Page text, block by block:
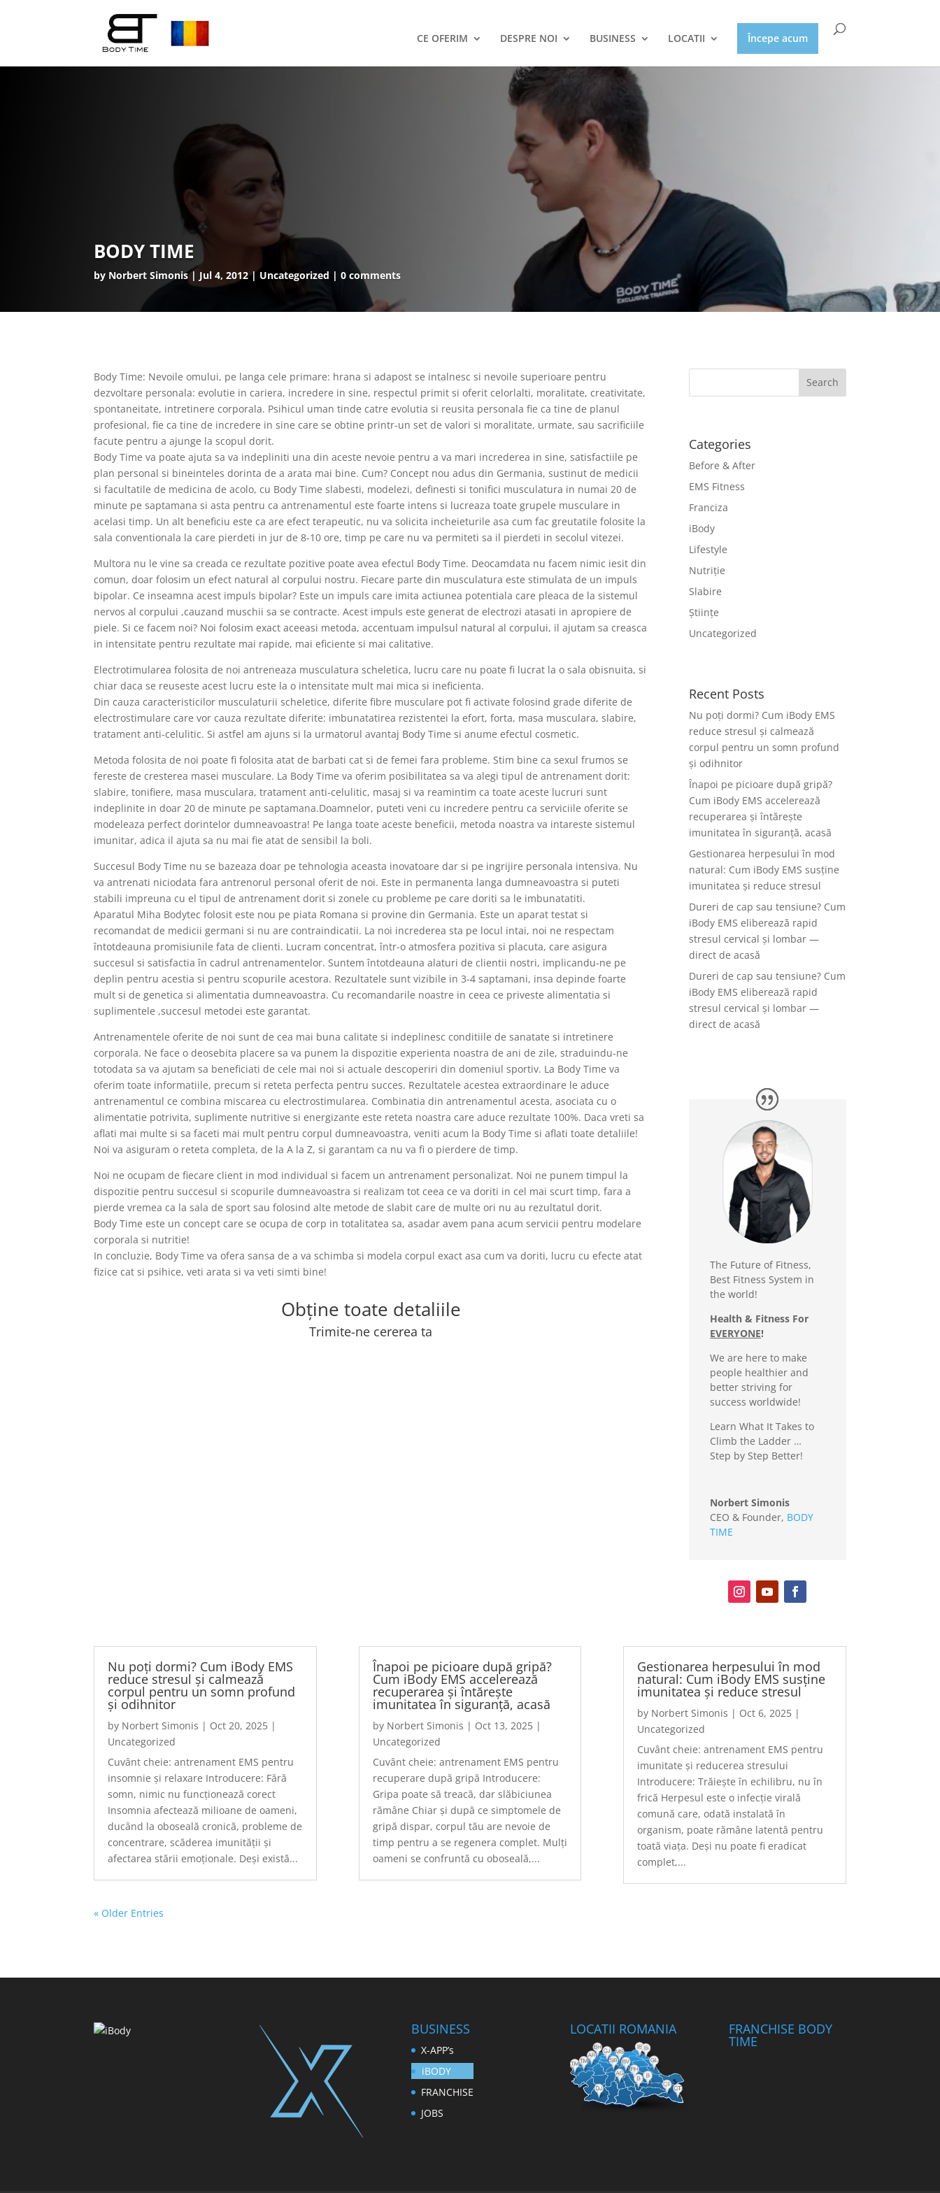
CE OFERIM DESPRE NOI BUSINESS LOCATII Începe acum
BODY TIME
by Norbert Simonis Jul 4, 2012 Uncategorized 0 comments
Body Time: Nevoile omului, pe langa cele primare: hrana si adapost se intalnesc si nevoile superioare pentru
dezvoltare personala: evolutie in cariera, incredere in sine, respectul primit si oferit celorlalti, moralitate, creativitate,
spontaneitate, intretinere corporala. Psihicul uman tinde catre evolutia si reusita personala fie ca tine de planul
profesional, fie ca tine de incredere in sine care se obtine printr-un set de valori si moralitate, urmate, sau sacrificiile
facute pentru a ajunge la scopul dorit.
Body Time va poate ajuta sa va indepliniti una din aceste nevoie pentru a va mari increderea in sine, satisfactiile pe
plan personal si bineinteles dorinta de a arata mai bine. Cum? Concept nou adus din Germania, sustinut de medicii
si facultatile de medicina de acolo, cu Body Time slabesti, modelezi, definesti si tonifici musculatura in numai 20 de
minute pe saptamana si asta pentru ca antrenamentul este foarte intens si lucreaza toate grupele musculare in
acelasi timp. Un alt beneficiu este ca are efect terapeutic, nu va solicita incheieturile asa cum fac greutatile folosite la
sala conventionala la care pierdeti in jur de 8-10 ore, timp pe care nu va permiteti sa il pierdeti in secolul vitezei.
Multora nu le vine sa creada ce rezultate pozitive poate avea efectul Body Time. Deocamdata nu facem nimic iesit din
comun, doar folosim un efect natural al corpului nostru. Fiecare parte din musculatura este stimulata de un impuls
bipolar. Ce inseamna acest impuls bipolar? Este un impuls care imita actiunea potentiala care pleaca de la sistemul
nervos al corpului ,cauzand muschii sa se contracte. Acest impuls este generat de electrozi atasati in apropiere de
piele. Si ce facem noi? Noi folosim exact aceeasi metoda, accentuam impulsul natural al corpului, il ajutam sa creasca
in intensitate pentru rezultate mai rapide, mai eficiente si mai calitative.
Electrotimularea folosita de noi antreneaza musculatura scheletica, lucru care nu poate fi lucrat la o sala obisnuita, si
chiar daca se reuseste acest lucru este la o intensitate mult mai mica si ineficienta.
Din cauza caracteristicilor musculaturii scheletice, diferite fibre musculare pot fi activate folosind grade diferite de
electrostimulare care vor cauza rezultate diferite: imbunatatirea rezistentei la efort, forta, masa musculara, slabire,
tratament anti-celulitic. Si astfel am ajuns si la urmatorul avantaj Body Time si anume efectul cosmetic.
Metoda folosita de noi poate fi folosita atat de barbati cat si de femei fara probleme. Stim bine ca sexul frumos se
fereste de cresterea masei musculare. La Body Time va oferim posibilitatea sa va alegi tipul de antrenament dorit:
slabire, tonifiere, masa musculara, tratament anti-celulitic, masaj si va reamintim ca toate aceste lucruri sunt
indeplinite in doar 20 de minute pe saptamana.Doamnelor, puteti veni cu incredere pentru ca serviciile oferite se
modeleaza perfect dorintelor dumneavoastra! Pe langa toate aceste beneficii, metoda noastra va intareste sistemul
imunitar, adica il ajuta sa nu mai fie atat de sensibil la boli.
Succesul Body Time nu se bazeaza doar pe tehnologia aceasta inovatoare dar si pe ingrijire personala intensiva. Nu
va antrenati niciodata fara antrenorul personal oferit de noi. Este in permanenta langa dumneavoastra si puteti
stabili impreuna cu el tipul de antrenament dorit si zonele cu probleme pe care doriti sa le imbunatatiti.
Aparatul Miha Bodytec folosit este nou pe piata Romana si provine din Germania. Este un aparat testat si
recomandat de medicii germani si nu are contraindicatii. La noi increderea sta pe locul intai, noi ne respectam
întotdeauna promisiunile fata de clienti. Lucram concentrat, într-o atmosfera pozitiva si placuta, care asigura
succesul si satisfactia în cadrul antrenamentelor. Suntem întotdeauna alaturi de clientii nostri, implicandu-ne pe
deplin pentru acestia si pentru scopurile acestora. Rezultatele sunt vizibile in 3-4 saptamani, insa depinde foarte
mult si de genetica si alimentatia dumneavoastra. Cu recomandarile noastre in ceea ce priveste alimentatia si
suplimentele ,succesul metodei este garantat.
Antrenamentele oferite de noi sunt de cea mai buna calitate si indeplinesc conditiile de sanatate si intretinere
corporala. Ne face o deosebita placere sa va punem la dispozitie experienta noastra de ani de zile, straduindu-ne
totodata sa va ajutam sa beneficiati de cele mai noi si actuale descoperiri din domeniul sportiv. La Body Time va
oferim toate informatiile, precum si reteta perfecta pentru succes. Rezultatele acestea extraordinare le aduce
antrenamentul ce combina miscarea cu electrostimularea. Combinatia din antrenamentul acesta, asociata cu o
alimentatie potrivita, suplimente nutritive si energizante este reteta noastra care aduce rezultate 100%. Daca vreti sa
aflati mai multe si sa faceti mai mult pentru corpul dumneavoastra, veniti acum la Body Time si aflati toate detaliile!
Noi va asiguram o reteta completa, de la A la Z, si garantam ca nu va fi o pierdere de timp.
Noi ne ocupam de fiecare client in mod individual si facem un antrenament personalizat. Noi ne punem timpul la
dispozitie pentru succesul si scopurile dumneavoastra si realizam tot ceea ce va doriti in cel mai scurt timp, fara a
pierde vremea ca la sala de sport sau folosind alte metode de slabit care de multe ori nu au rezultatul dorit.
Body Time este un concept care se ocupa de corp in totalitatea sa, asadar avem pana acum servicii pentru modelare
corporala si nutritie!
In concluzie, Body Time va ofera sansa de a va schimba si modela corpul exact asa cum va doriti, lucru cu efecte atat
fizice cat si psihice, veti arata si va veti simti bine!
Obține toate detaliile
Trimite-ne cererea ta
Categories
Before & After
EMS Fitness
Franciza
iBody
Lifestyle
Nutriție
Slabire
Științe
Uncategorized
Recent Posts
Nu poți dormi? Cum iBody EMS
reduce stresul și calmează
corpul pentru un somn profund
și odihnitor
Înapoi pe picioare după gripă?
Cum iBody EMS accelerează
recuperarea și întărește
imunitatea în siguranță, acasă
Gestionarea herpesului în mod
natural: Cum iBody EMS susține
imunitatea și reduce stresul
Dureri de cap sau tensiune? Cum
iBody EMS eliberează rapid
stresul cervical și lombar —
direct de acasă
Dureri de cap sau tensiune? Cum
iBody EMS eliberează rapid
stresul cervical și lombar —
direct de acasă
The Future of Fitness,
Best Fitness System in
the world!
Health & Fitness For
EVERYONE!
We are here to make
people healthier and
better striving for
success worldwide!
Learn What It Takes to
Climb the Ladder …
Step by Step Better!
Norbert Simonis
CEO & Founder, BODY
TIME
Nu poți dormi? Cum iBody EMS
reduce stresul și calmează
corpul pentru un somn profund
și odihnitor
by Norbert Simonis | Oct 20, 2025 |
Uncategorized
Cuvânt cheie: antrenament EMS pentru
insomnie și relaxare Introducere: Fără
somn, nimic nu funcționează corect
Insomnia afectează milioane de oameni,
ducând la oboseală cronică, probleme de
concentrare, scăderea imunității și
afectarea stării emoționale. Deși există...
Înapoi pe picioare după gripă?
Cum iBody EMS accelerează
recuperarea și întărește
imunitatea în siguranță, acasă
by Norbert Simonis | Oct 13, 2025|
Uncategorized
Cuvânt cheie: antrenament EMS pentru
recuperare după gripă Introducere:
Gripa poate să treacă, dar slăbiciunea
rămâne Chiar și după ce simptomele de
gripă dispar, corpul tău are nevoie de
timp pentru a se regenera complet. Mulți
oameni se confruntă cu oboseală,...
Gestionarea herpesului în mod
natural: Cum iBody EMS susține
imunitatea și reduce stresul
by Norbert Simonis | Oct 6, 2025|
Uncategorized
Cuvânt cheie: antrenament EMS pentru
imunitate și reducerea stresului
Introducere: Trăiește în echilibru, nu în
frică Herpesul este o infecție virală
comună care, odată instalată în
organism, poate rămâne latentă pentru
toată viața. Deși nu poate fi eradicat
complet,...
« Older Entries
BUSINESS
X-APP’s
iBODY
FRANCHISE
JOBS
LOCATII ROMANIA FRANCHISE BODY
TIME